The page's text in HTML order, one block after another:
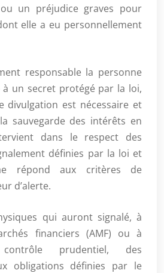
un préjudice graves pour
elle a eu personnellement
responsable la personne
un secret protégé par la loi,
divulgation est nécessaire et
sauvegarde des intérêts en
dans le respect des
définies par la loi et
répond aux critères de
d’alerte.
qui auront signalé, à
financiers (AMF) ou à
prudentiel, des
obligations définies par le